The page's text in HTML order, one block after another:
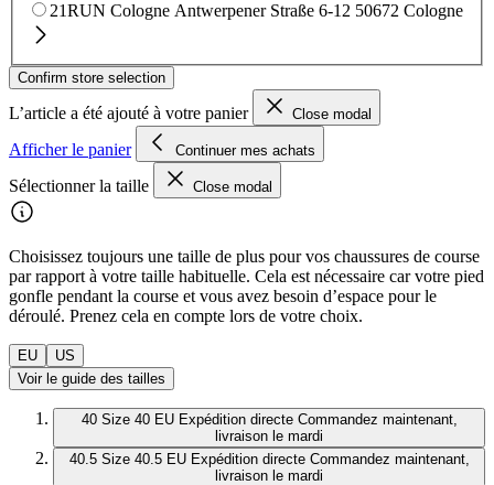
21RUN Cologne Antwerpener Straße 6-12 50672 Cologne
Confirm store selection
L’article a été ajouté à votre panier Close modal
Afficher le panier Continuer mes achats
Sélectionner la taille Close modal
Choisissez toujours une taille de plus pour vos chaussures de course
par rapport à votre taille habituelle. Cela est nécessaire car votre pied
gonfle pendant la course et vous avez besoin d’espace pour le
déroulé. Prenez cela en compte lors de votre choix.
EU
US
Voir le guide des tailles
40 Size 40 EU Expédition directe Commandez maintenant,
livraison le mardi
40.5 Size 40.5 EU Expédition directe Commandez maintenant,
livraison le mardi